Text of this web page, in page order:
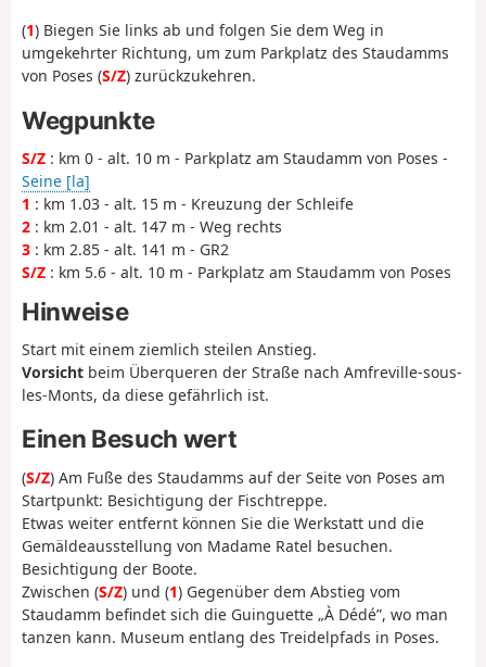
(1) Biegen Sie links ab und folgen Sie dem Weg in
umgekehrter Richtung, um zum Parkplatz des Staudamms
von Poses (S/Z) zurückzukehren.
Wegpunkte
S/Z : km 0 - alt. 10 m - Parkplatz am Staudamm von Poses -
Seine [la]
1 : km 1.03 - alt. 15 m - Kreuzung der Schleife
2 : km 2.01 - alt. 147 m - Weg rechts
3 : km 2.85 - alt. 141 m - GR2
S/Z : km 5.6 - alt. 10 m - Parkplatz am Staudamm von Poses
Hinweise
Start mit einem ziemlich steilen Anstieg.
Vorsicht beim Überqueren der Straße nach Amfreville-sous-
les-Monts, da diese gefährlich ist.
Einen Besuch wert
(S/Z) Am Fuße des Staudamms auf der Seite von Poses am
Startpunkt: Besichtigung der Fischtreppe.
Etwas weiter entfernt können Sie die Werkstatt und die
Gemäldeausstellung von Madame Ratel besuchen.
Besichtigung der Boote.
Zwischen (S/Z) und (1) Gegenüber dem Abstieg vom
Staudamm befindet sich die Guinguette „À Dédé”, wo man
tanzen kann. Museum entlang des Treidelpfads in Poses.